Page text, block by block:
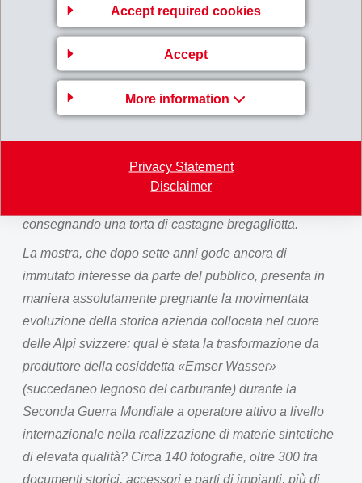
Accept required cookies
Accept
More information
Privacy Statement
Disclaimer
la vita di tutti i giorni siano state introdotte da EMS-
CHEMIE» ha dichiarato Martullo, che ha consegnato
alla classe 200 franchi per la propria cassa: quattro
sintetica EMS, la «banconota più sicura al mondo»,
un'esperienza particolare poter toccare con mano un
consegnando una torta di castagne bregagliotta.
La mostra, che dopo sette anni gode ancora di
immutato interesse da parte del pubblico, presenta in
maniera assolutamente pregnante la movimentata
evoluzione della storica azienda collocata nel cuore
delle Alpi svizzere: qual è stata la trasformazione da
produttore della cosiddetta «Emser Wasser»
(succedaneo legnoso del carburante) durante la
Seconda Guerra Mondiale a operatore attivo a livello
internazionale nella realizzazione di materie sintetiche
di elevata qualità? Circa 140 fotografie, oltre 300 fra
documenti storici, accessori e parti di impianti, più di